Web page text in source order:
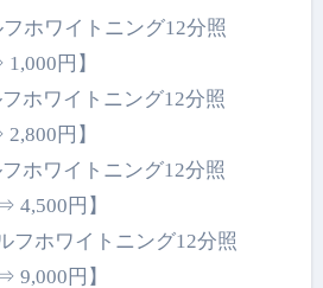
フホワイトニング12分照
円】
フホワイトニング12分照
円】
フホワイトニング12分照
円】
フホワイトニング12分照
円】